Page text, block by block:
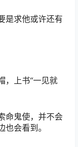
是求他或许还有
，上书“一见就
命鬼使，并不会
会看到。